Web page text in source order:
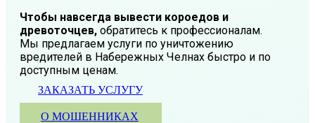
Чтобы навсегда вывести короедов и
древоточцев, обратитесь к профессионалам.
Мы предлагаем услуги по уничтожению
вредителей в Набережных Челнах быстро и по
доступным ценам.
ЗАКАЗАТЬ УСЛУГУ
О МОШЕННИКАХ